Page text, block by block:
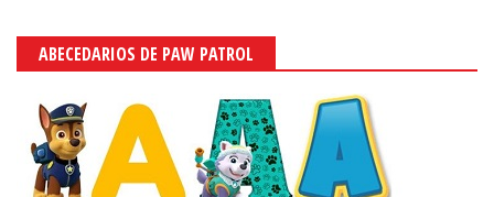
ABECEDARIOS DE PAW PATROL